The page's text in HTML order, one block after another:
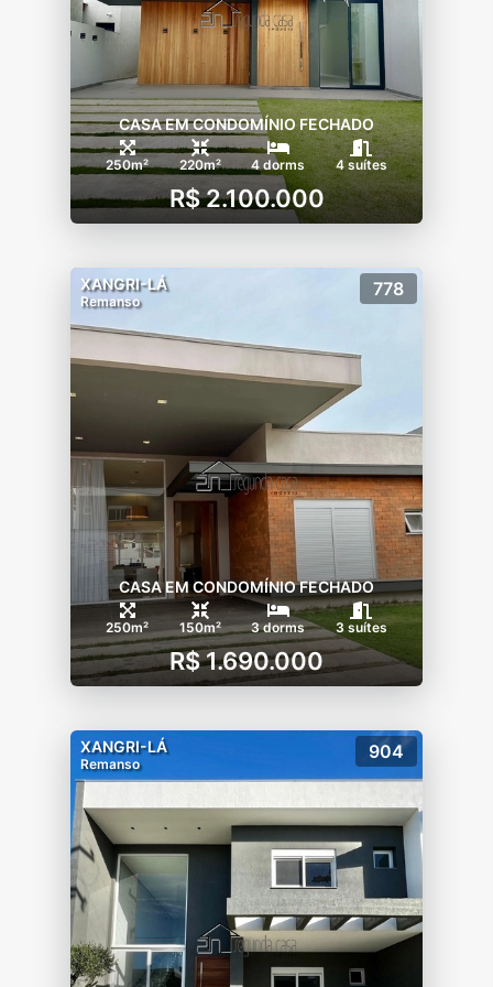
CASA EM CONDOMÍNIO FECHADO
250m² 220m² 4 dorms 4 suítes
R$ 2.100.000
XANGRI-LÁ
Remanso
778
CASA EM CONDOMÍNIO FECHADO
250m² 150m² 3 dorms 3 suítes
R$ 1.690.000
XANGRI-LÁ
Remanso
904